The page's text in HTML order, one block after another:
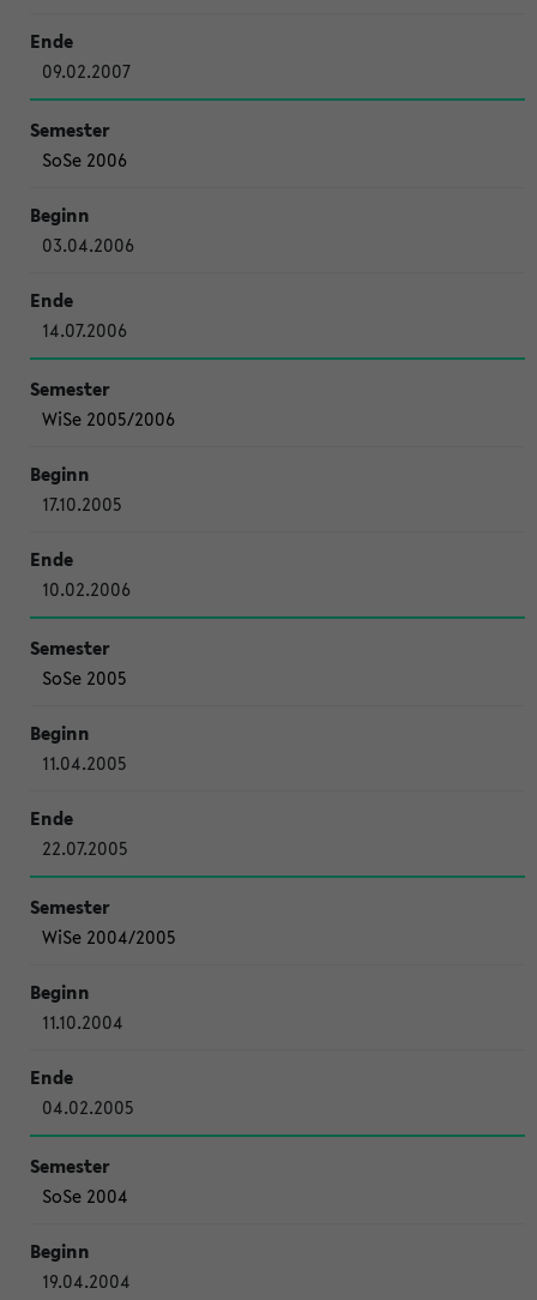
09.02.2007
SoSe 2006
03.04.2006
14.07.2006
WiSe 2005/2006
17.10.2005
10.02.2006
SoSe 2005
11.04.2005
22.07.2005
WiSe 2004/2005
11.10.2004
04.02.2005
SoSe 2004
19.04.2004